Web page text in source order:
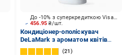
456.95₴/шт.
До -10% з суперкредиткою Visa Вигода
Кондиціонер-ополіскувач
DeLaMark з ароматом квітів
сандалового дерева 2 л
21